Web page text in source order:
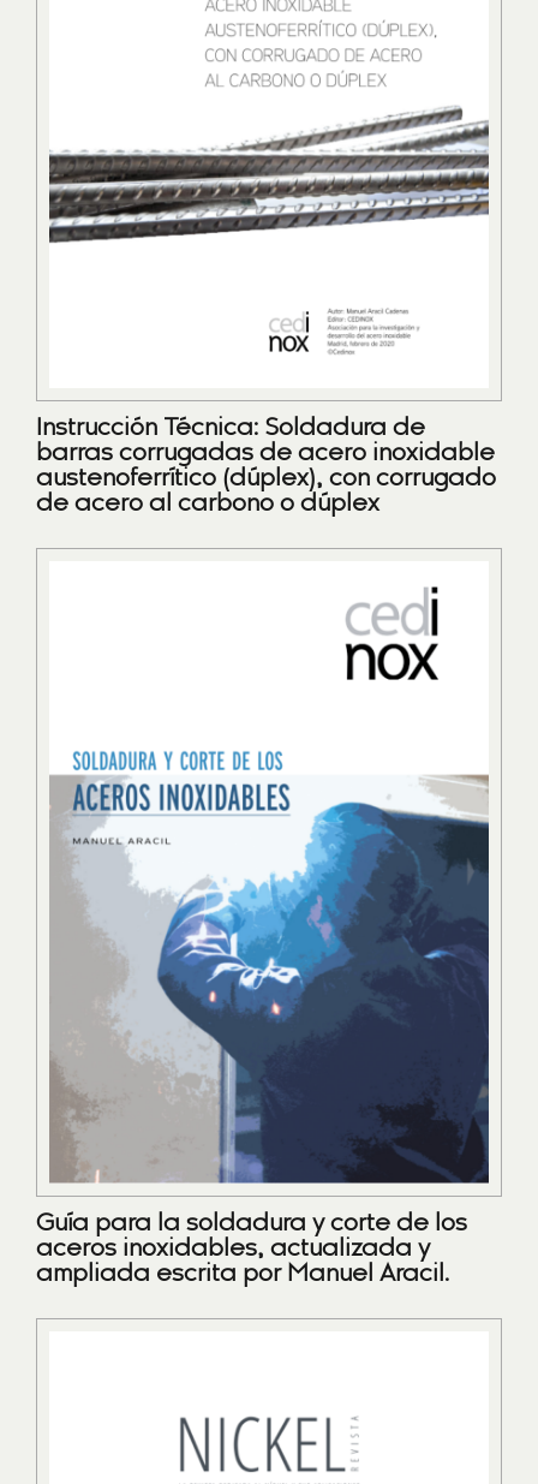
Instrucción Técnica: Soldadura de
barras corrugadas de acero inoxidable
austenoferrítico (dúplex), con corrugado
de acero al carbono o dúplex
Guía para la soldadura y corte de los
aceros inoxidables, actualizada y
ampliada escrita por Manuel Aracil.